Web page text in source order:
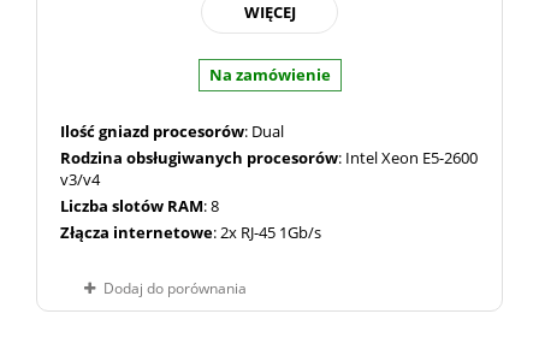
WIĘCEJ
Na zamówienie
Ilość gniazd procesorów: Dual
Rodzina obsługiwanych procesorów: Intel Xeon E5-2600
v3/v4
Liczba slotów RAM: 8
Złącza internetowe: 2x RJ-45 1Gb/s
Dodaj do porównania